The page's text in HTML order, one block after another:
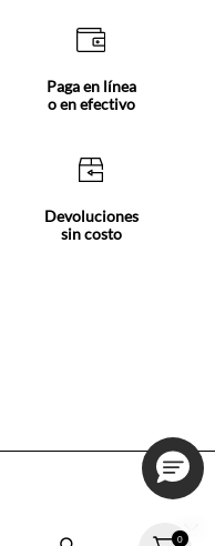
0
Paga en línea
o en efectivo
Devoluciones
sin costo